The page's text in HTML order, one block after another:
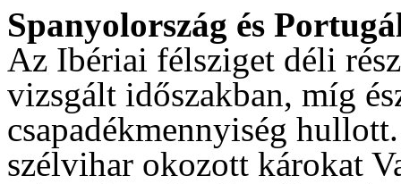
Spanyolország és
Az Ibériai félsziget déli
vizsgált időszakban, míg
csapadékmennyiség
szélvihar okozott károkat